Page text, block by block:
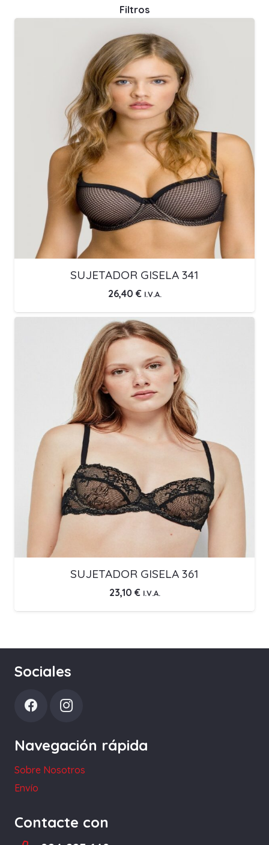
Filtros
SUJETADOR GISELA 341
26,40 € I.V.A.
SUJETADOR GISELA 361
23,10 € I.V.A.
Sociales
Navegación rápida
Sobre Nosotros
Envío
Contacte con